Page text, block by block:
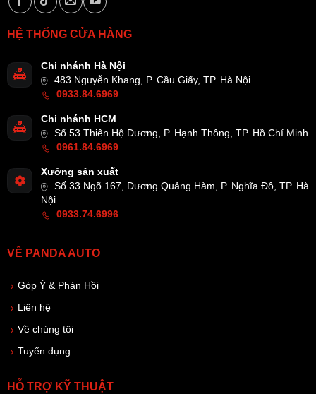
HỆ THỐNG CỬA HÀNG
Chi nhánh Hà Nội
483 Nguyễn Khang, P. Cầu Giấy, TP. Hà Nội
0933.84.6969
Chi nhánh HCM
Số 53 Thiên Hộ Dương, P. Hạnh Thông, TP. Hồ Chí Minh
0961.84.6969
Xưởng sản xuất
Số 33 Ngõ 167, Dương Quảng Hàm, P. Nghĩa Đô, TP. Hà
Nội
0933.74.6996
VỀ PANDA AUTO
Góp Ý & Phản Hồi
Liên hệ
Về chúng tôi
Tuyển dụng
HỖ TRỢ KỸ THUẬT